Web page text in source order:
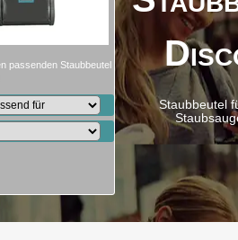
Staubbeutel
passenden Staubbeutel